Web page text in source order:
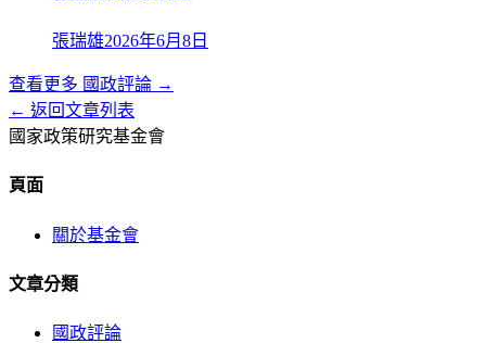
張瑞雄2026年6月8日
查看更多 國政評論 →
← 返回文章列表
國家政策研究基金會
頁面
關於基金會
文章分類
國政評論